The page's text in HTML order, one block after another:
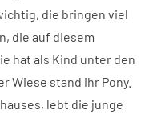
die bringen viel
die auf diesem
hat als Kind unter den
Wiese stand ihr Pony.
lebt die junge